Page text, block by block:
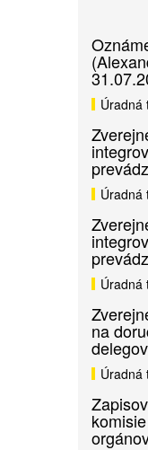
Úradná
Úradná
Úradná
na
Úradná